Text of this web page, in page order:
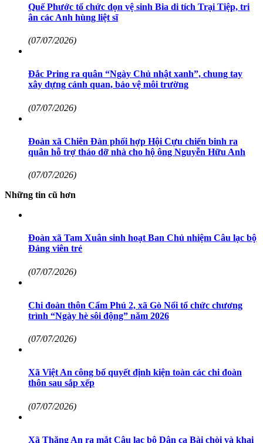
Quế Phước tổ chức dọn vệ sinh Bia di tích Trại Tiệp, tri
ân các Anh hùng liệt sĩ
(07/07/2026)
Đắc Pring ra quân “Ngày Chủ nhật xanh”, chung tay
xây dựng cảnh quan, bảo vệ môi trường
(07/07/2026)
Đoàn xã Chiên Đàn phối hợp Hội Cựu chiến binh ra
quân hỗ trợ tháo dỡ nhà cho hộ ông Nguyễn Hữu Anh
(07/07/2026)
Những tin cũ hơn
Đoàn xã Tam Xuân sinh hoạt Ban Chủ nhiệm Câu lạc bộ
Đảng viên trẻ
(07/07/2026)
Chi đoàn thôn Cẩm Phú 2, xã Gò Nổi tổ chức chương
trình “Ngày hè sôi động” năm 2026
(07/07/2026)
Xã Việt An công bố quyết định kiện toàn các chi đoàn
thôn sau sắp xếp
(07/07/2026)
Xã Thăng An ra mắt Câu lạc bộ Dân ca Bài chòi và khai